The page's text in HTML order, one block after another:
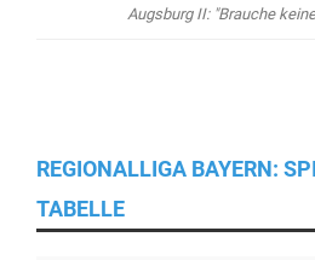
Augsburg II: "Brauche
REGIONALLIGA BAYERN:
TABELLE